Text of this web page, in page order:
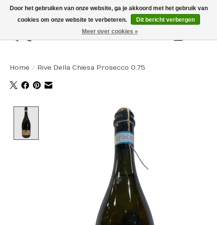
Home / Rive Della Chiesa Prosecco 0.75
Product image slideshow Items
Door het gebruiken van onze website, ga je akkoord met het gebruik van
cookies om onze website te verbeteren.
Dit bericht verbergen
Meer over cookies »